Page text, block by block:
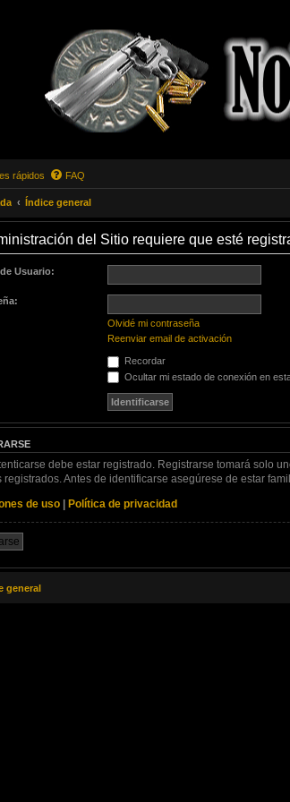
rápidos FAQ
Índice general
del Sitio requiere que esté
Usuario:
Olvidé mi contraseña
Reenviar email de activación
Recordar
Ocultar mi estado de conexión en
debe estar registrado. Registrarse tomará solo
registrados. Antes de identificarse asegúrese de estar
de uso
Política de privacidad
general